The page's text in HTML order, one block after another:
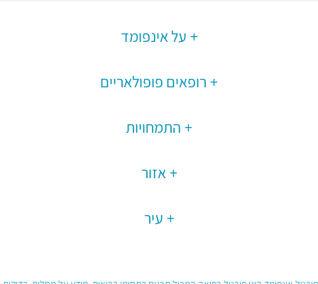
על אינפומד
רופאים פופולאריים
התמחויות
אזור
עיר